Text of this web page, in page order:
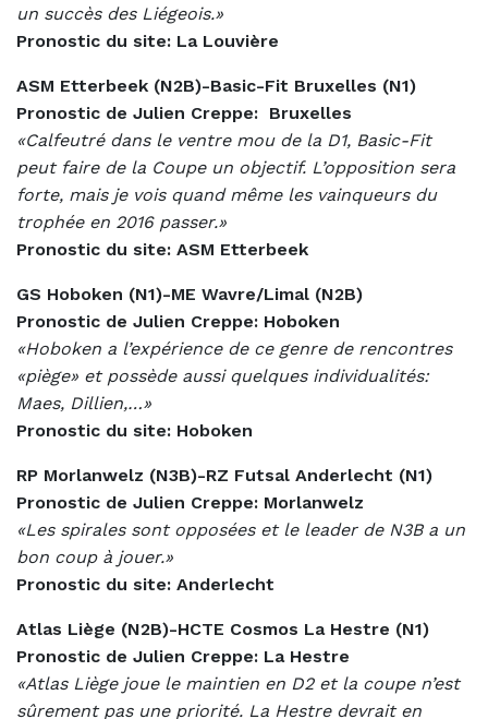
un succès des Liégeois.»
Pronostic du site: La Louvière
ASM Etterbeek (N2B)-Basic-Fit Bruxelles (N1)
Pronostic de Julien Creppe: Bruxelles
«Calfeutré dans le ventre mou de la D1, Basic-Fit
peut faire de la Coupe un objectif. L’opposition sera
forte, mais je vois quand même les vainqueurs du
trophée en 2016 passer.»
Pronostic du site: ASM Etterbeek
GS Hoboken (N1)-ME Wavre/Limal (N2B)
Pronostic de Julien Creppe: Hoboken
«Hoboken a l’expérience de ce genre de rencontres
«piège» et possède aussi quelques individualités:
Maes, Dillien,…»
Pronostic du site: Hoboken
RP Morlanwelz (N3B)-RZ Futsal Anderlecht (N1)
Pronostic de Julien Creppe: Morlanwelz
«Les spirales sont opposées et le leader de N3B a un
bon coup à jouer.»
Pronostic du site: Anderlecht
Atlas Liège (N2B)-HCTE Cosmos La Hestre (N1)
Pronostic de Julien Creppe: La Hestre
«Atlas Liège joue le maintien en D2 et la coupe n’est
sûrement pas une priorité. La Hestre devrait en